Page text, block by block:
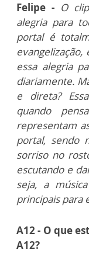
Felipe - O
alegria para
portal é
essa alegria
diariamente.
e direta?
quando
representam
portal, sendo
sorriso no
escutando e
seja, a
principais para
A12 - O que
A12?